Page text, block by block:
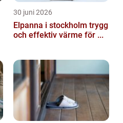
30 juni 2026
Elpanna i stockholm trygg
och effektiv värme för ...